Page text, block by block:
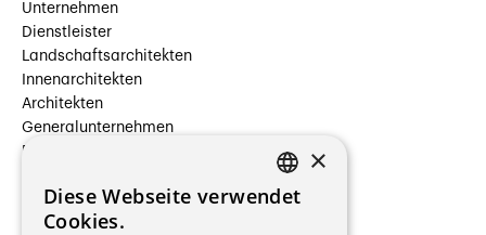
Unternehmen
Dienstleister
Landschaftsarchitekten
Innenarchitekten
Architekten
Generalunternehmen
Beauftragte Unternehmen
Hersteller/Lieferanten
Bauherrschaften
FRENCH
×
Diese Webseite verwendet
Cookies.